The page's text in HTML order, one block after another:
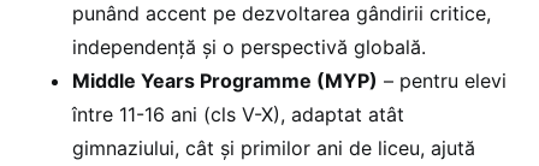
punând accent pe dezvoltarea gândirii critice,
independență și o perspectivă globală.
Middle Years Programme (MYP) – pentru elevi
între 11-16 ani (cls V-X), adaptat atât
gimnaziului, cât și primilor ani de liceu, ajută